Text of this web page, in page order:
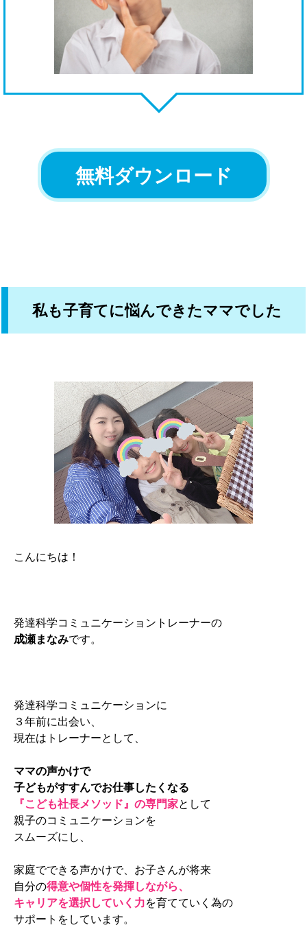
無料ダウンロード
私も子育てに悩んできたママでした
こんにちは！
発達科学コミュニケーショントレーナーの
成瀬まなみです。
発達科学コミュニケーションに
３年前に出会い、
現在はトレーナーとして、
ママの声かけで
子どもがすすんでお仕事したくなる
『こども社長メソッド』の専門家として
親子のコミュニケーションを
スムーズにし、
家庭でできる声かけで、お子さんが将来
自分の得意や個性を発揮しながら、
キャリアを選択していく力を育てていく為の
サポートをしています。